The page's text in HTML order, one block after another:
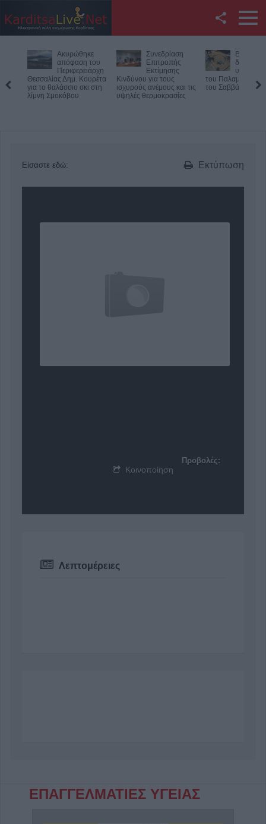
Twitter
YouTube
Ακυρώθηκε
απόφαση του
Περιφερειάρχη
Θεσσαλίας Δημ. Κουρέτα
για το θαλάσσιο σκι στη
λίμνη Σμοκόβου
Συνεδρίαση
Επιτροπής
Εκτίμησης
Κινδύνου για τους
ισχυρούς ανέμους και τις
υψηλές θερμοκρασίες
Βλάβη
δίκτυο
του Παλαμά το
του Σαββάτου (8/
Εκτύπωση
Είσαστε εδώ:
Προβολές:
Κοινοποίηση
Λεπτομέρειες
ΕΠΑΓΓΕΛΜΑΤΙΕΣ ΥΓΕΙΑΣ